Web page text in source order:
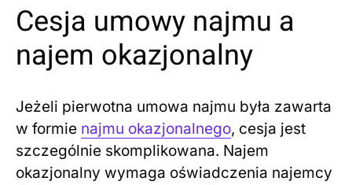
Cesja umowy najmu a
najem okazjonalny
Jeżeli pierwotna umowa najmu była zawarta
w formie najmu okazjonalnego, cesja jest
szczególnie skomplikowana. Najem
okazjonalny wymaga oświadczenia najemcy